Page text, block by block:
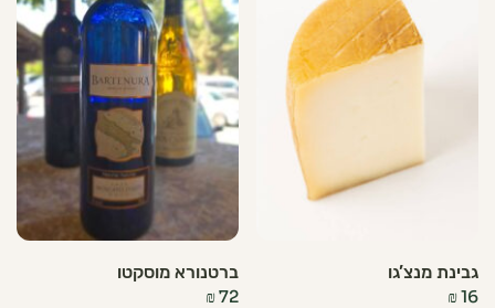
גבינת מנצ’גו
₪16
ברטנורא מוסקטו
₪72